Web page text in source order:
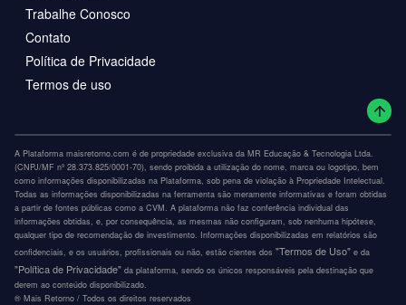
Trabalhe Conosco
Contato
Política de Privacidade
Termos de uso
A Plataforma maisretorno.com é de propriedade exclusiva da MR Educação & Tecnologia Ltda.
(CNPJ/MF nº 28.373.825/0001-70), sendo proibida a utilização do nome, marca ou logotipo, bem
como informações disponibilizadas na Plataforma, sob pena de violação à Propriedade Intelectual.
Todas as informações disponibilizadas na ferramenta são meramente informativas e foram obtidas
a partir de fontes públicas como a CVM. A plataforma não faz conferência individual das
informações obtidas, e, por consequência, as mesmas não configuram, sob nenhuma hipótese,
qualquer tipo de recomendação de investimento. Informações disponibilizadas em relatórios são
confidenciais, e os usuários, profissionais ou não, estão cientes dos "Termos de Uso" e da
"Política de Privacidade" da plataforma, sendo os únicos responsáveis pela destinação que
derem ao conteúdo disponibilizado.
®️ Mais Retorno / Todos os direitos reservados